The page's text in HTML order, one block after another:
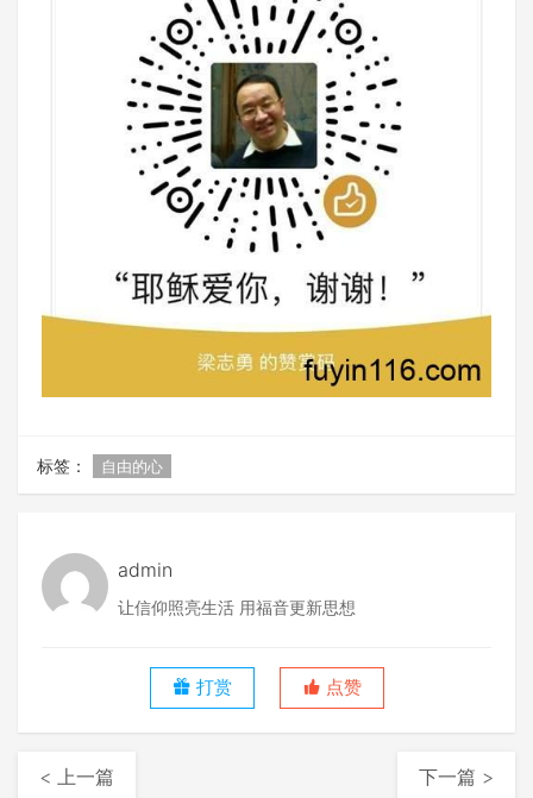
标签： 自由的心
admin
让信仰照亮生活 用福音更新思想
打赏 点赞
< 上一篇 下一篇 >